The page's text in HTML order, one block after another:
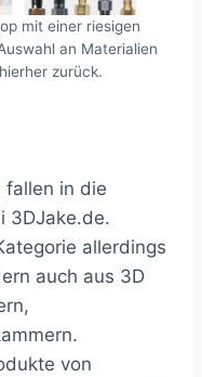
mit einer riesigen
an Materialien
zurück.
fallen in die
3DJake.de.
allerdings
auch aus 3D
von